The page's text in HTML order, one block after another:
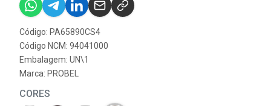
Código: PA65890CS4
Código NCM: 94041000
Embalagem: UN\1
Marca: PROBEL
CORES